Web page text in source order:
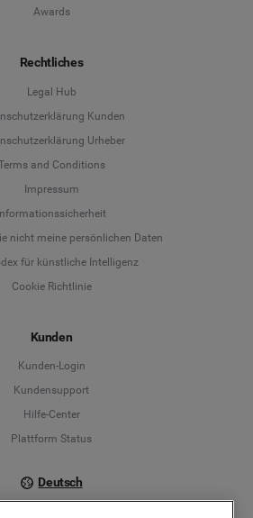
Awards
Rechtliches
Legal Hub
Kunden
Urheber
and Conditions
Impressum
nicht meine persönlichen Daten
für künstliche Intelligenz
Cookie Richtlinie
Kunden
Kunden-Login
Kundensupport
Hilfe-Center
Plattform Status
Deutsch
Deutsch
English